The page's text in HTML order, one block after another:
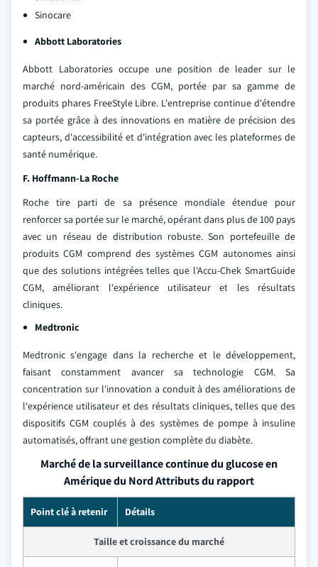
Sinocare
Abbott Laboratories
Abbott Laboratories occupe une position de leader sur le
marché nord-américain des CGM, portée par sa gamme de
produits phares FreeStyle Libre. L'entreprise continue d'étendre
sa portée grâce à des innovations en matière de précision des
capteurs, d'accessibilité et d'intégration avec les plateformes de
santé numérique.
F. Hoffmann-La Roche
Roche tire parti de sa présence mondiale étendue pour
renforcer sa portée sur le marché, opérant dans plus de 100 pays
avec un réseau de distribution robuste. Son portefeuille de
produits CGM comprend des systèmes CGM autonomes ainsi
que des solutions intégrées telles que l'Accu-Chek SmartGuide
CGM, améliorant l'expérience utilisateur et les résultats
cliniques.
Medtronic
Medtronic s'engage dans la recherche et le développement,
faisant constamment avancer sa technologie CGM. Sa
concentration sur l'innovation a conduit à des améliorations de
l'expérience utilisateur et des résultats cliniques, telles que des
dispositifs CGM couplés à des systèmes de pompe à insuline
automatisés, offrant une gestion complète du diabète.
Marché de la surveillance continue du glucose en
Amérique du Nord Attributs du rapport
Point clé à retenir Détails
Taille et croissance du marché